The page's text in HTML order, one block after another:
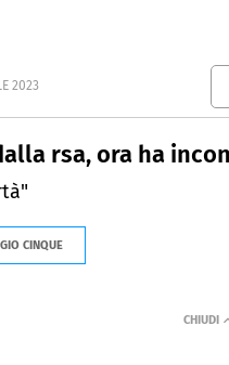
2023
rsa, ora ha
CINQUE